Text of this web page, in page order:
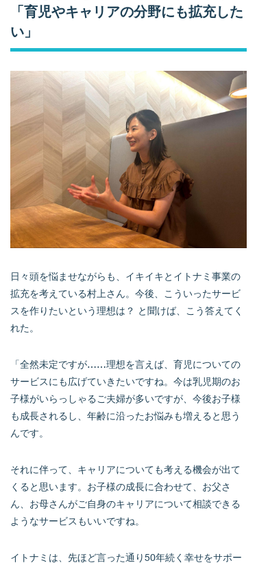
「育児やキャリアの分野にも拡充した
い」
日々頭を悩ませながらも、イキイキとイトナミ事業の
拡充を考えている村上さん。今後、こういったサービ
スを作りたいという理想は？ と聞けば、こう答えてく
れた。
「全然未定ですが……理想を言えば、育児についての
サービスにも広げていきたいですね。今は乳児期のお
子様がいらっしゃるご夫婦が多いですが、今後お子様
も成長されるし、年齢に沿ったお悩みも増えると思う
んです。
それに伴って、キャリアについても考える機会が出て
くると思います。お子様の成長に合わせて、お父さ
ん、お母さんがご自身のキャリアについて相談できる
ようなサービスもいいですね。
イトナミは、先ほど言った通り50年続く幸せをサポー